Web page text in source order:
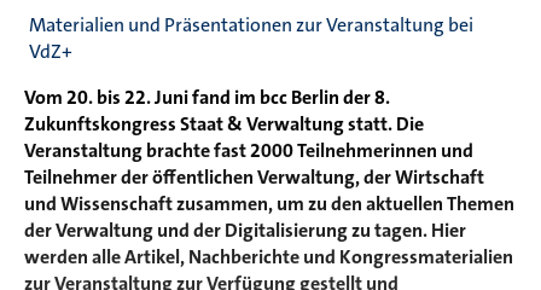
Materialien und Präsentationen zur Veranstaltung bei
VdZ+
Vom 20. bis 22. Juni fand im bcc Berlin der 8.
Zukunftskongress Staat & Verwaltung statt. Die
Veranstaltung brachte fast 2000 Teilnehmerinnen und
Teilnehmer der öffentlichen Verwaltung, der Wirtschaft
und Wissenschaft zusammen, um zu den aktuellen Themen
der Verwaltung und der Digitalisierung zu tagen. Hier
werden alle Artikel, Nachberichte und Kongressmaterialien
zur Veranstaltung zur Verfügung gestellt und